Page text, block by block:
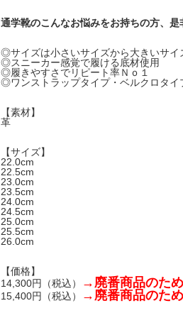
通学靴のこんなお悩みをお持ちの方、是
◎サイズは小さいサイズから大きいサイ
◎スニーカー感覚で履ける底材使用
◎履きやすさでリピート率Ｎｏ１
◎ワンストラップタイプ・ベルクロタイ
【素材】
革
【サイズ】
22.0cm
22.5cm
23.0cm
23.5cm
24.0cm
24.5cm
25.0cm
25.5cm
26.0cm
【価格】
14,300円（税込）
→廃番商品のた
15,400円（税込）
→廃番商品のた